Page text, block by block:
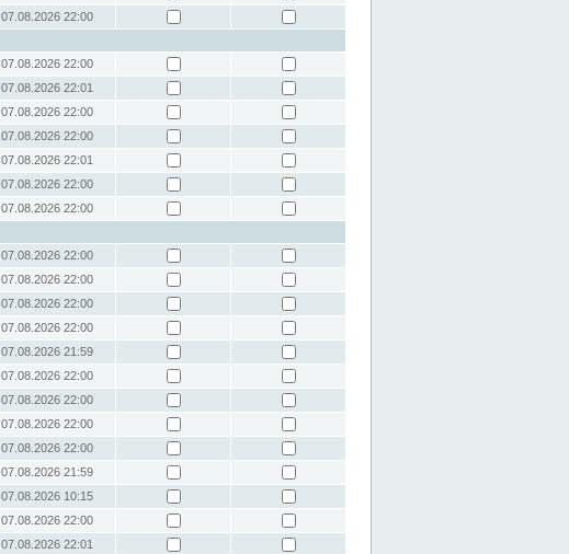
07.08.2026 22:00
07.08.2026 22:00
07.08.2026 22:01
07.08.2026 22:00
07.08.2026 22:00
07.08.2026 22:01
07.08.2026 22:00
07.08.2026 22:00
07.08.2026 22:00
07.08.2026 22:00
07.08.2026 22:00
07.08.2026 22:00
07.08.2026 21:59
07.08.2026 22:00
07.08.2026 22:00
07.08.2026 22:00
07.08.2026 22:00
07.08.2026 21:59
07.08.2026 10:15
07.08.2026 22:00
07.08.2026 22:01